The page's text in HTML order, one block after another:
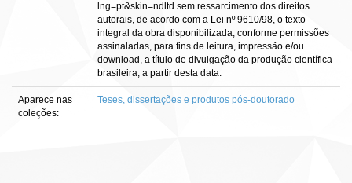
lng=pt&skin=ndltd sem ressarcimento dos direitos
autorais, de acordo com a Lei nº 9610/98, o texto
integral da obra disponibilizada, conforme permissões
assinaladas, para fins de leitura, impressão e/ou
download, a título de divulgação da produção científica
brasileira, a partir desta data.
Aparece nas
coleções:
Teses, dissertações e produtos pós-doutorado